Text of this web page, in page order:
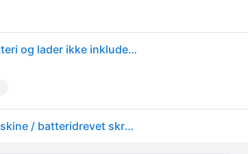
Makita DTD152Z Skruemaskine 18V Batteri og lader ikke inkluderet.
Makita DTD152Z 18 V LXT slagskruemaskine / batteridrevet skruemaskine uden batteri og oplader.